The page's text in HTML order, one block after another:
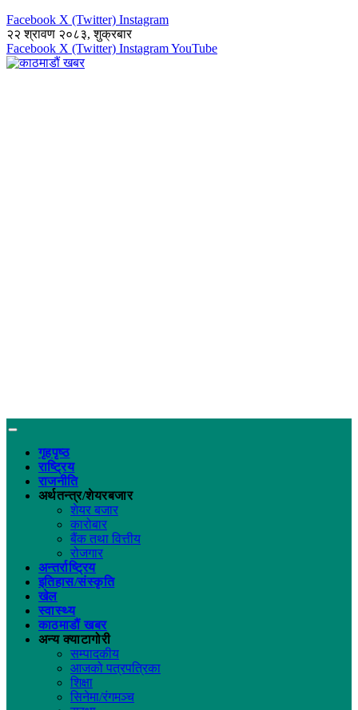
Facebook X (Twitter) Instagram
२२ श्रावण २०८३, शुक्रबार
Facebook X (Twitter) InstagramYouTube
गृहपृष्ठ
राष्ट्रिय
राजनीति
अर्थतन्त्र/शेयरबजार
शेयर बजार
कारोबार
बैंक तथा वित्तीय
रोजगार
अन्तर्राष्ट्रिय
इतिहास/संस्कृति
खेल
स्वास्थ्य
काठमाडौं खबर
अन्य क्याटागोरी
सम्पादकीय
आजको पत्रपत्रिका
शिक्षा
सिनेमा/रंगमञ्च